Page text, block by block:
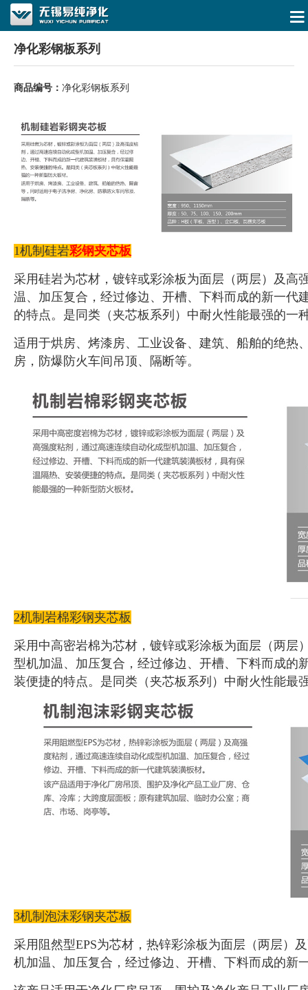
净化彩钢板系列
商品编号： 净化彩钢板系列
1机制硅岩彩钢夹芯板
采用硅岩为芯材，镀锌或彩涂板为面层（两层）及高
温、加压复合，经过修边、开槽、下料而成的新一代
的特点。是同类（夹芯板系列）中耐火性能最强的一
适用于烘房、烤漆房、工业设备、建筑、船舶的绝热
房，防爆防火车间吊顶、隔断等。
2机制岩棉彩钢夹芯板
采用中高密岩棉为芯材，镀锌或彩涂板为面层（两层
型机加温、加压复合，经过修边、开槽、下料而成的
装便捷的特点。是同类（夹芯板系列）中耐火性能最
3机制泡沫彩钢夹芯板
采用阻然型EPS为芯材，热锌彩涂板为面层（两层）
机加温、加压复合，经过修边、开槽、下料而成的新